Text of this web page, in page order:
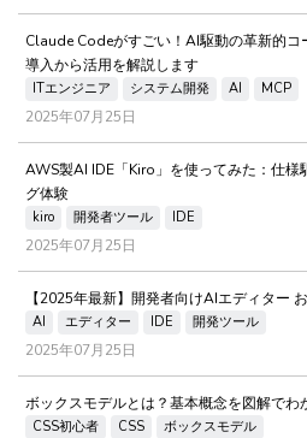
Claude Codeがすごい！AI駆動の革新的コ
導入から活用を解説します
ITエンジニア システム開発 AI MCP
2025年07月25日
AWS製AI IDE「Kiro」を使ってみた：仕様
グ体験
kiro 開発者ツール IDE
2025年07月25日
【2025年最新】開発者向けAIエディター
AI エディター IDE 開発ツール
2025年07月25日
ボックスモデルとは？基本概念を図解で
CSS初心者 CSS ボックスモデル